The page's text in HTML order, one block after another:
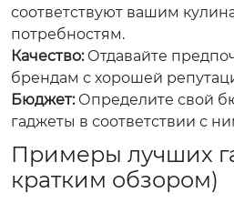
соответствуют вашим
потребностям.
Качество:Отдавайте
брендам с хорошей
Бюджет:Определите свой
гаджеты в соответствии с
Примеры лучших
кратким обзором)